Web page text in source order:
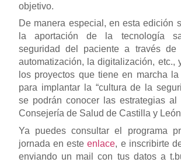
objetivo.
De manera especial, en esta edición
la aportación de la tecnología
seguridad del paciente a través de
automatización, la digitalización, etc.,
los proyectos que tiene en marcha
para implantar la “cultura de la
se podrán conocer las estrategias al
Consejería de Salud de Castilla y
Ya puedes consultar el programa
jornada en esteenlace, e inscribirte
enviando un mail con tus datos a